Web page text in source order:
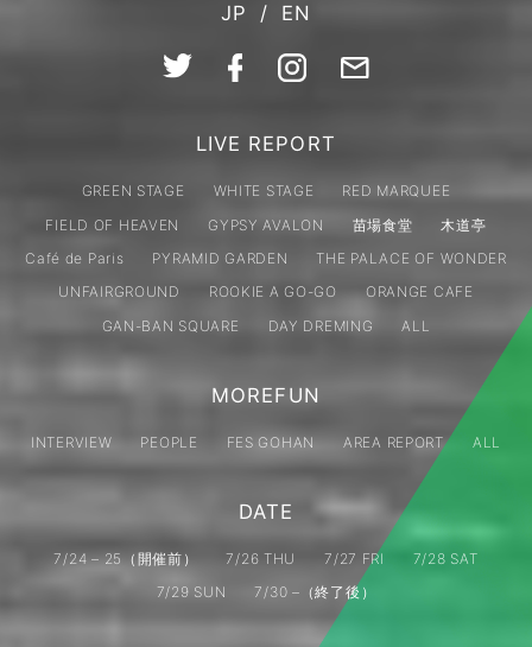
JP / EN
LIVE REPORT
GREEN STAGE WHITE STAGE
RED MARQUEE
FIELD OF HEAVEN
GYPSY AVALON 苗場食堂
木道亭
Café de Paris
PYRAMID GARDEN
THE PALACE OF WONDER
UNFAIRGROUND
ROOKIE A GO-GO
ORANGE CAFE
GAN-BAN SQUARE
DAY DREMING ALL
MOREFUN
INTERVIEW PEOPLE FES GOHAN AREA REPORT ALL
DATE
7/24 – 25（開催前） 7/26 THU 7/27 FRI
7/28 SAT
7/29 SUN
7/30 –（終了後）